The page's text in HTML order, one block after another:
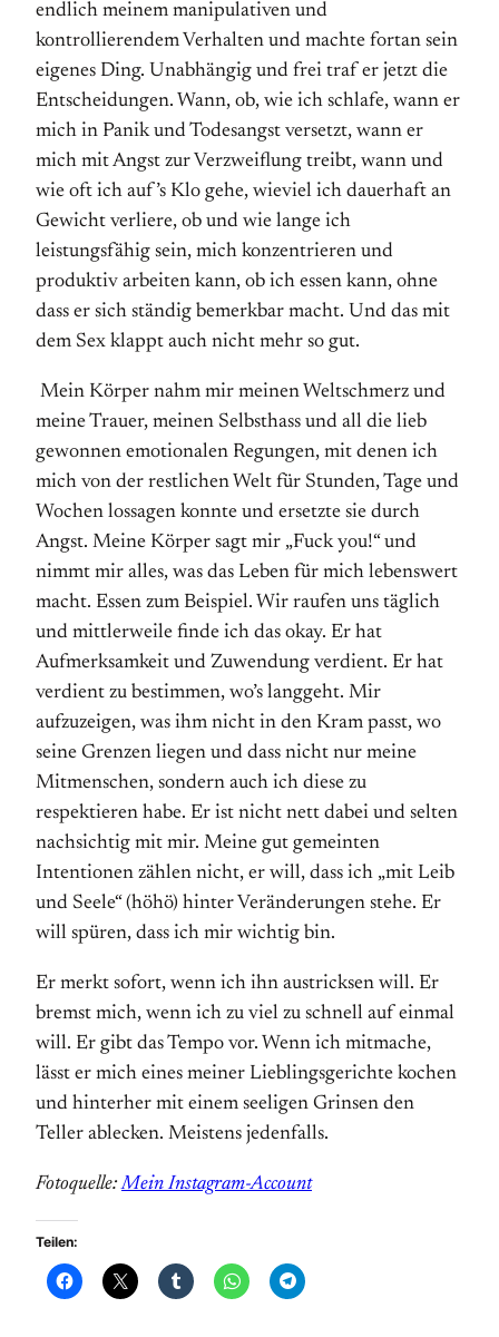
endlich meinem manipulativen und
kontrollierendem Verhalten und machte fortan sein
eigenes Ding. Unabhängig und frei traf er jetzt die
Entscheidungen. Wann, ob, wie ich schlafe, wann er
mich in Panik und Todesangst versetzt, wann er
mich mit Angst zur Verzweiflung treibt, wann und
wie oft ich auf’s Klo gehe, wieviel ich dauerhaft an
Gewicht verliere, ob und wie lange ich
leistungsfähig sein, mich konzentrieren und
produktiv arbeiten kann, ob ich essen kann, ohne
dass er sich ständig bemerkbar macht. Und das mit
dem Sex klappt auch nicht mehr so gut.
Mein Körper nahm mir meinen Weltschmerz und
meine Trauer, meinen Selbsthass und all die lieb
gewonnen emotionalen Regungen, mit denen ich
mich von der restlichen Welt für Stunden, Tage und
Wochen lossagen konnte und ersetzte sie durch
Angst. Meine Körper sagt mir „Fuck you!“ und
nimmt mir alles, was das Leben für mich lebenswert
macht. Essen zum Beispiel. Wir raufen uns täglich
und mittlerweile finde ich das okay. Er hat
Aufmerksamkeit und Zuwendung verdient. Er hat
verdient zu bestimmen, wo’s langgeht. Mir
aufzuzeigen, was ihm nicht in den Kram passt, wo
seine Grenzen liegen und dass nicht nur meine
Mitmenschen, sondern auch ich diese zu
respektieren habe. Er ist nicht nett dabei und selten
nachsichtig mit mir. Meine gut gemeinten
Intentionen zählen nicht, er will, dass ich „mit Leib
und Seele“ (höhö) hinter Veränderungen stehe. Er
will spüren, dass ich mir wichtig bin.
Er merkt sofort, wenn ich ihn austricksen will. Er
bremst mich, wenn ich zu viel zu schnell auf einmal
will. Er gibt das Tempo vor. Wenn ich mitmache,
lässt er mich eines meiner Lieblingsgerichte kochen
und hinterher mit einem seeligen Grinsen den
Teller ablecken. Meistens jedenfalls.
Fotoquelle:Mein Instagram-Account
Teilen: